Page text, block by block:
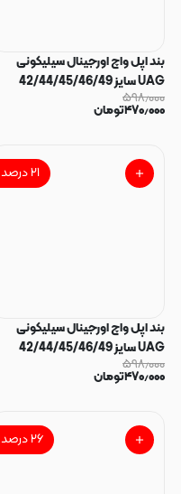
بند اپل واچ اورجینال سیلیکونی
UAG سایز 42/44/45/46/49
میلیمتری - سبز کد 140348
۵۹۸٫۰۰۰
۴۷۰٫۰۰۰تومان
۲۱درصد
بند اپل واچ اورجینال سیلیکونی
UAG سایز 42/44/45/46/49
میلیمتری - آبی کد 140346
۵۹۸٫۰۰۰
۴۷۰٫۰۰۰تومان
۲۶درصد